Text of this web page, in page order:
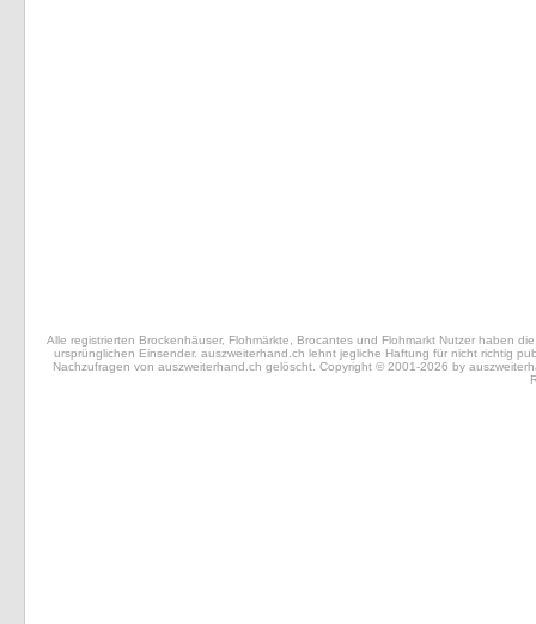
Alle registrierten Brockenhäuser, Flohmärkte, Brocantes und Flohmarkt Nutzer haben
ursprünglichen Einsender. auszweiterhand.ch lehnt jegliche Haftung für nicht richtig
Nachzufragen von auszweiterhand.ch gelöscht. Copyright © 2001-2026 by